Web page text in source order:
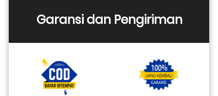
Garansi dan Pengiriman